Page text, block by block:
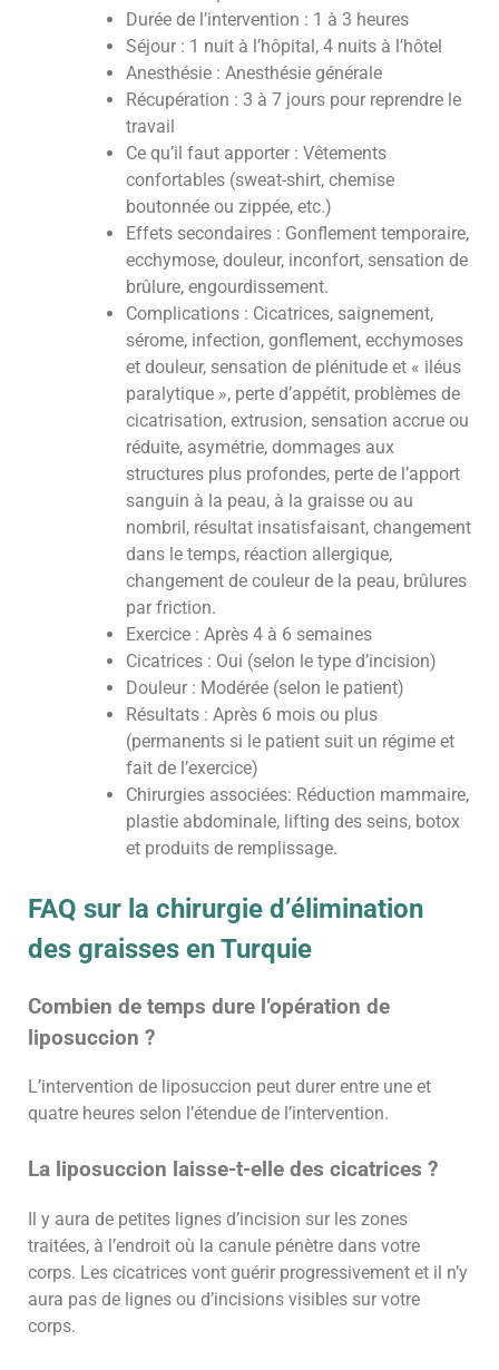
Durée de l’intervention : 1 à 3 heures
Séjour : 1 nuit à l’hôpital, 4 nuits à l’hôtel
Anesthésie : Anesthésie générale
Récupération : 3 à 7 jours pour reprendre le
travail
Ce qu’il faut apporter : Vêtements
confortables (sweat-shirt, chemise
boutonnée ou zippée, etc.)
Effets secondaires : Gonflement temporaire,
ecchymose, douleur, inconfort, sensation de
brûlure, engourdissement.
Complications : Cicatrices, saignement,
sérome, infection, gonflement, ecchymoses
et douleur, sensation de plénitude et « iléus
paralytique », perte d’appétit, problèmes de
cicatrisation, extrusion, sensation accrue ou
réduite, asymétrie, dommages aux
structures plus profondes, perte de l’apport
sanguin à la peau, à la graisse ou au
nombril, résultat insatisfaisant, changement
dans le temps, réaction allergique,
changement de couleur de la peau, brûlures
par friction.
Exercice : Après 4 à 6 semaines
Cicatrices : Oui (selon le type d’incision)
Douleur : Modérée (selon le patient)
Résultats : Après 6 mois ou plus
(permanents si le patient suit un régime et
fait de l’exercice)
Chirurgies associées: Réduction mammaire,
plastie abdominale, lifting des seins, botox
et produits de remplissage.
FAQ sur la chirurgie d’élimination
des graisses en Turquie
Combien de temps dure l’opération de
liposuccion ?
L’intervention de liposuccion peut durer entre une et
quatre heures selon l’étendue de l’intervention.
La liposuccion laisse-t-elle des cicatrices ?
Il y aura de petites lignes d’incision sur les zones
traitées, à l’endroit où la canule pénètre dans votre
corps. Les cicatrices vont guérir progressivement et il n’y
aura pas de lignes ou d’incisions visibles sur votre
corps.